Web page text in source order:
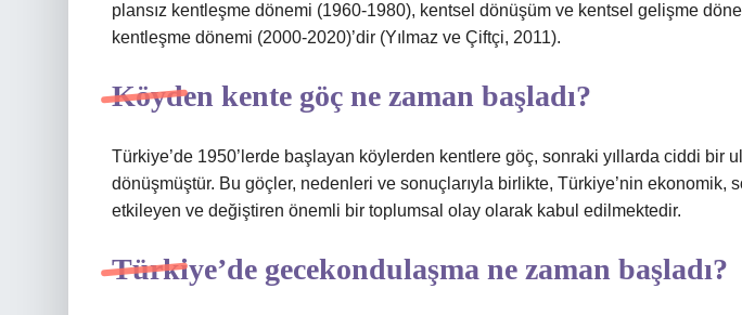
plansız kentleşme dönemi (1960-1980), kentsel dönüşüm ve kentsel gelişme
kentleşme dönemi (2000-2020)’dir (Yılmaz ve Çiftçi, 2011).
Köyden kente göç ne zaman başladı?
Türkiye’de 1950’lerde başlayan köylerden kentlere göç, sonraki yıllarda ciddi bir
dönüşmüştür. Bu göçler, nedenleri ve sonuçlarıyla birlikte, Türkiye’nin ekonomik,
etkileyen ve değiştiren önemli bir toplumsal olay olarak kabul edilmektedir.
Türkiye’de gecekondulaşma ne zaman başladı?